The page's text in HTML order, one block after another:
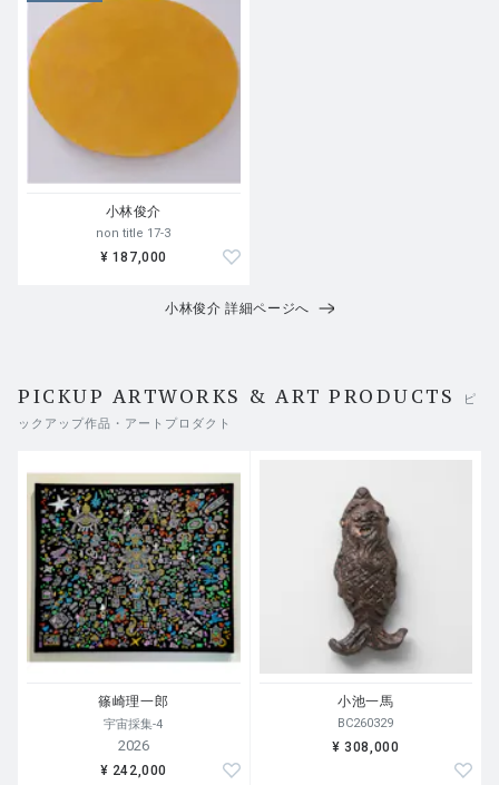
小林俊介
non title 17-3
¥ 187,000
小林俊介 詳細ページへ
PICKUP ARTWORKS & ART PRODUCTS
ピ
ックアップ作品・アートプロダクト
篠崎理一郎
宇宙採集-4
2026
¥ 242,000
小池一馬
BC260329
¥ 308,000